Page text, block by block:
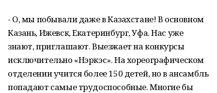
- О, мы побывали даже в Казахстане! В основном
Казань, Ижевск, Екатеринбург, Уфа. Нас уже
знают, приглашают. Выезжает на конкурсы
исключительно «Нэркэс». На хореографическом
отделении учится более 150 детей, но в ансамбль
попадают самые трудоспособные. Многие бы